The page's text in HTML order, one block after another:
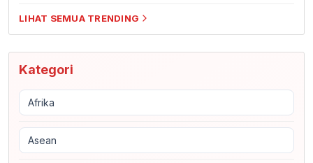
LIHAT SEMUA TRENDING
Kategori
Afrika
Asean